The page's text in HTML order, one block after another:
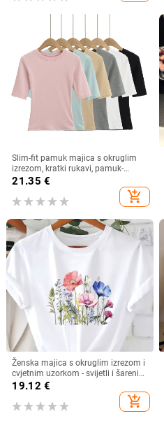
Slim-fit pamuk majica s okruglim
izrezom, kratki rukavi, pamuk-
elastan mješavina (80–90% pamuk,
21.35 €
add_shopping_cart
Ženska majica s okruglim izrezom i
cvjetnim uzorkom - svijetli i šareni
cvjetni uzorak, prozračna rastezljiva
tkanina, periva u perilici rublja
19.12 €
add_shopping_cart